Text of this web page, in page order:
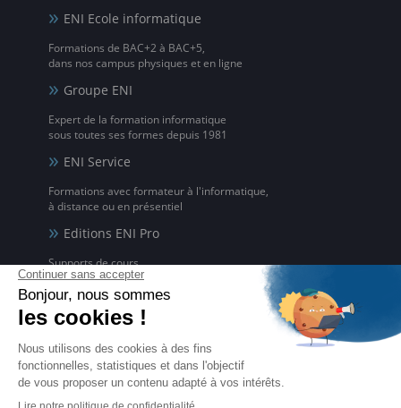
ENI Ecole informatique
Formations de BAC+2 à BAC+5,
dans nos campus physiques et en ligne
Groupe ENI
Expert de la formation informatique
sous toutes ses formes depuis 1981
ENI Service
Formations avec formateur à l'informatique,
à distance ou en présentiel
Editions ENI Pro
Supports de cours
pour les organismes de formation
ENI elearning
La solution de formation à l'informatique en ligne,
disponible en 5 langues
Certifications ENI